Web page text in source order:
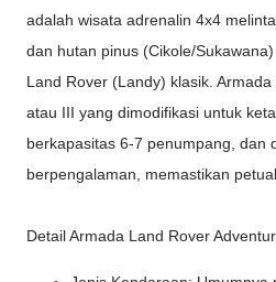
adalah wisata adrenalin 4x4
dan hutan pinus (Cikole/
Land Rover (Landy) klasik.
atau III yang dimodifikasi untuk
berkapasitas 6-7 penumpang, dan
berpengalaman, memastikan
Detail Armada Land Rover